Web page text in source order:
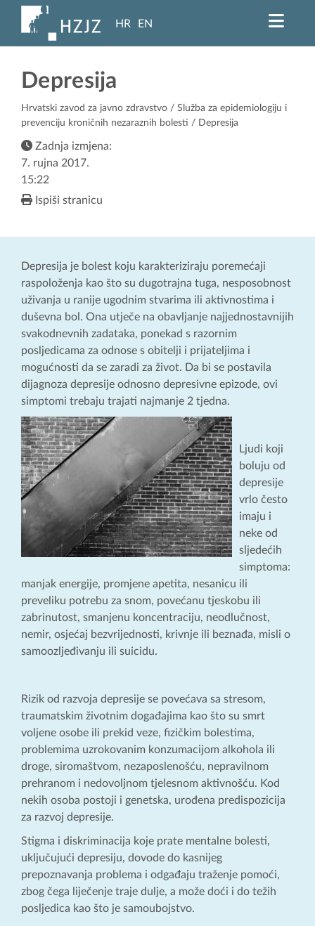
HR EN
Depresija
Hrvatski zavod za javno zdravstvo / Služba za epidemiologiju i
prevenciju kroničnih nezaraznih bolesti / Depresija
Zadnja izmjena:
7. rujna 2017.
15:22
Ispiši stranicu
Depresija je bolest koju karakteriziraju poremećaji
raspoloženja kao što su dugotrajna tuga, nesposobnost
uživanja u ranije ugodnim stvarima ili aktivnostima i
duševna bol. Ona utječe na obavljanje najjednostavnijih
svakodnevnih zadataka, ponekad s razornim
posljedicama za odnose s obitelji i prijateljima i
mogućnosti da se zaradi za život. Da bi se postavila
dijagnoza depresije odnosno depresivne epizode, ovi
simptomi trebaju trajati najmanje 2 tjedna.
Ljudi koji
boluju od
depresije
vrlo često
imaju i
neke od
sljedećih
simptoma:
manjak energije, promjene apetita, nesanicu ili
preveliku potrebu za snom, povećanu tjeskobu ili
zabrinutost, smanjenu koncentraciju, neodlučnost,
nemir, osjećaj bezvrijednosti, krivnje ili beznađa, misli o
samoozljeđivanju ili suicidu.
Rizik od razvoja depresije se povećava sa stresom,
traumatskim životnim događajima kao što su smrt
voljene osobe ili prekid veze, fizičkim bolestima,
problemima uzrokovanim konzumacijom alkohola ili
droge, siromaštvom, nezaposlenošću, nepravilnom
prehranom i nedovoljnom tjelesnom aktivnošću. Kod
nekih osoba postoji i genetska, urođena predispozicija
za razvoj depresije.
Stigma i diskriminacija koje prate mentalne bolesti,
uključujući depresiju, dovode do kasnijeg
prepoznavanja problema i odgađaju traženje pomoći,
zbog čega liječenje traje dulje, a može doći i do težih
posljedica kao što je samoubojstvo.